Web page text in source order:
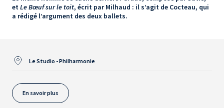
etLe Bœuf sur le toit, écrit par Milhaud : il s’agit de Cocteau, qui
a rédigé l’argument des deux ballets.
Le Studio - Philharmonie
En savoir plus